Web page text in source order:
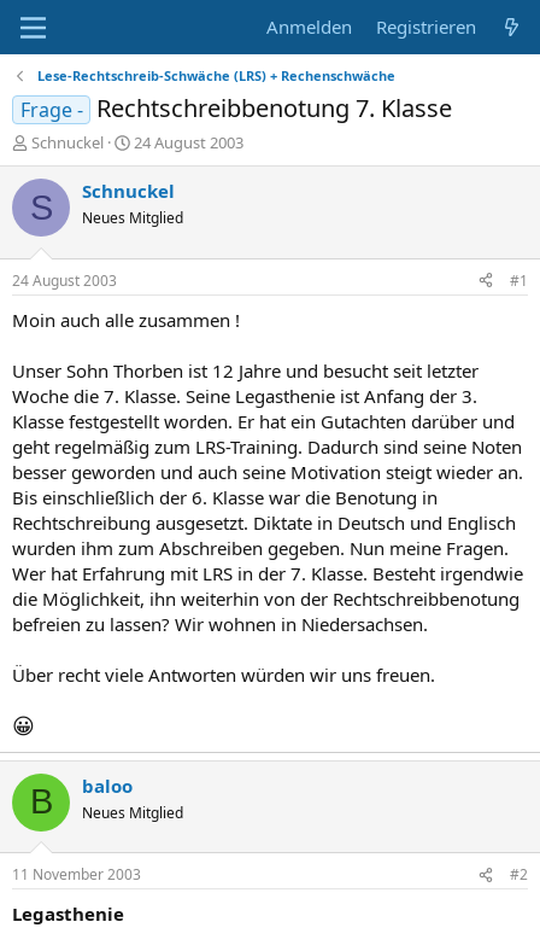
Anmelden Registrieren
Lese-Rechtschreib-Schwäche (LRS) + Rechenschwäche
Frage - Rechtschreibbenotung 7. Klasse
E
r
s
t
e
r
Schnuckel
E
r
s
e
t
a
24 August 2003
S Schnuckel
Neues Mitglied
24 August 2003 #1
Moin auch alle zusammen !
Unser Sohn Thorben ist 12 Jahre und besucht seit letzter
Woche die 7. Klasse. Seine Legasthenie ist Anfang der 3.
Klasse festgestellt worden. Er hat ein Gutachten darüber und
geht regelmäßig zum LRS-Training. Dadurch sind seine Noten
besser geworden und auch seine Motivation steigt wieder an.
Bis einschließlich der 6. Klasse war die Benotung in
Rechtschreibung ausgesetzt. Diktate in Deutsch und Englisch
wurden ihm zum Abschreiben gegeben. Nun meine Fragen.
Wer hat Erfahrung mit LRS in der 7. Klasse. Besteht irgendwie
die Möglichkeit, ihn weiterhin von der Rechtschreibbenotung
befreien zu lassen? Wir wohnen in Niedersachsen.
Über recht viele Antworten würden wir uns freuen.
😀
B baloo
Neues Mitglied
11 November 2003 #2
Legasthenie